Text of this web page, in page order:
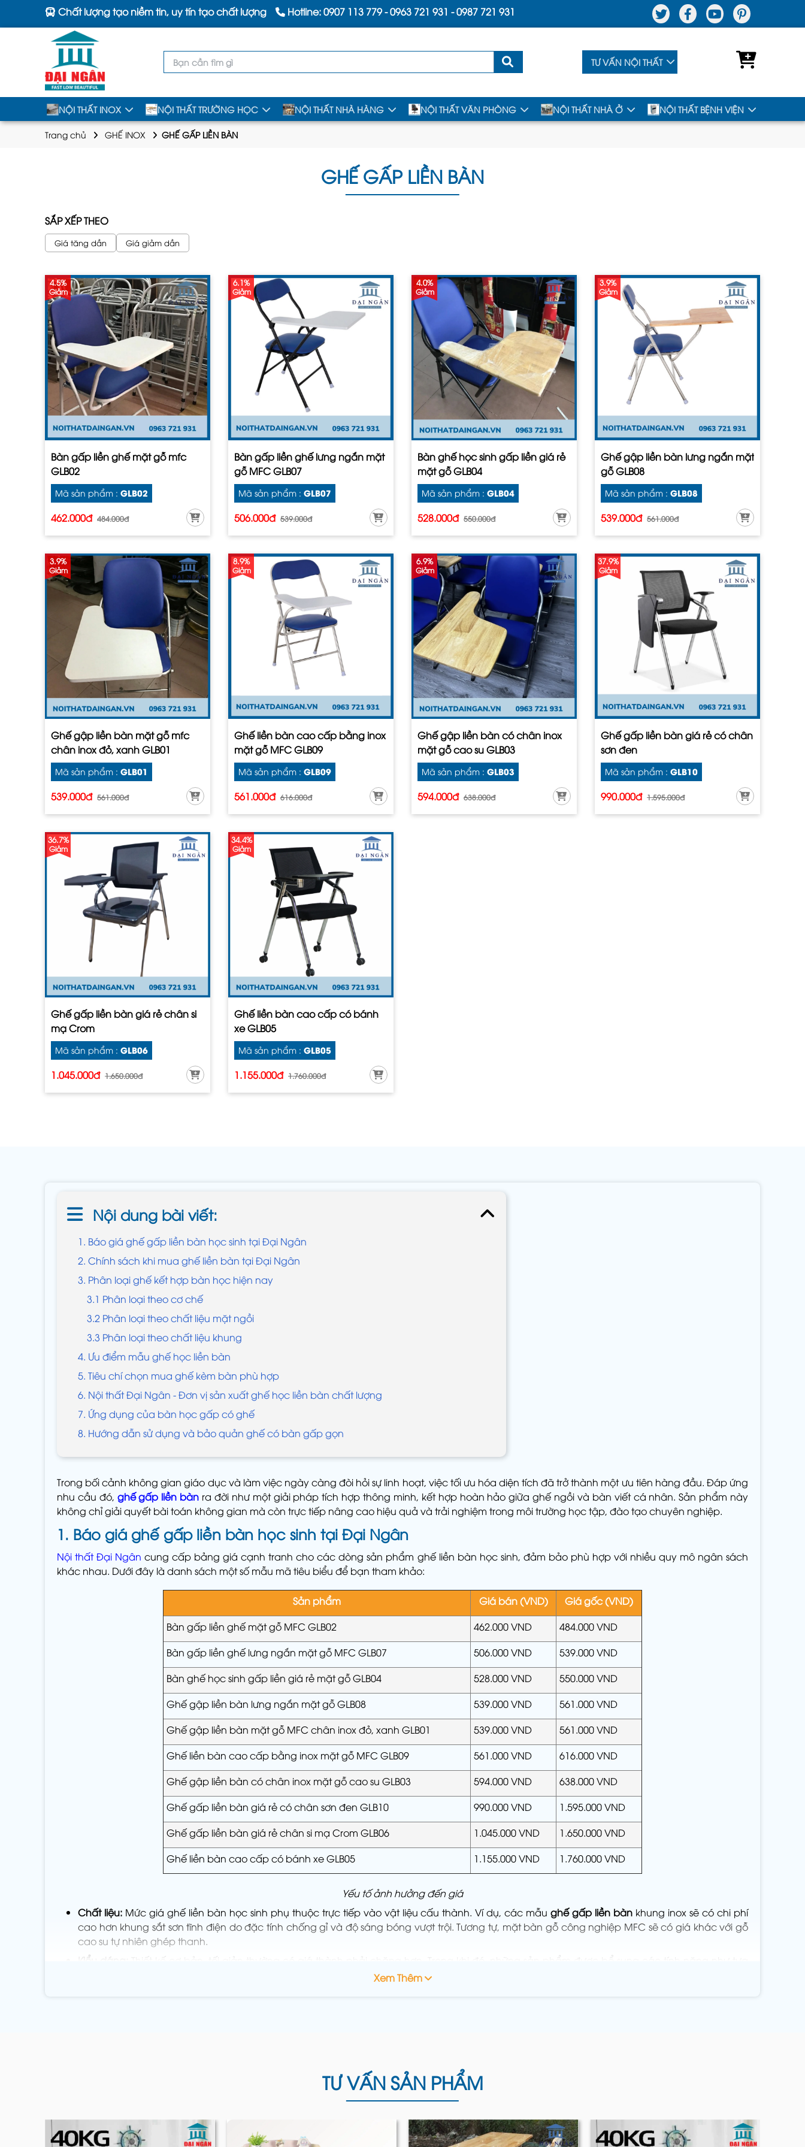
Chất lượng tạo niềm tin, uy tín tạo chất lượng Hotline:0907 113 779-0963 721 931 -0987 721 931
TƯ VẤN NỘI THẤT
NỘI THẤT INOX NỘI THẤT TRƯỜNG HỌC NỘI THẤT NHÀ HÀNG NỘI THẤT VĂN PHÒNG NỘI THẤT NHÀ Ở NỘI THẤT BỆNH VIỆN
Trang chủ GHẾ INOX GHẾ GẤP LIỀN BÀN
GHẾ GẤP LIỀN BÀN
SẮP XẾP THEO
Giá tăng dần Giá giảm dần
4.5%
Giảm
Bàn gấp liền ghế mặt gỗ mfc
GLB02
Mã sản phẩm : GLB02
462.000đ 484.000đ
6.1%
Giảm
Bàn gấp liền ghế lưng ngắn mặt
gỗ MFC GLB07
Mã sản phẩm : GLB07
506.000đ 539.000đ
4.0%
Giảm
Bàn ghế học sinh gấp liền giá rẻ
mặt gỗ GLB04
Mã sản phẩm : GLB04
528.000đ 550.000đ
3.9%
Giảm
Ghế gập liền bàn lưng ngắn mặt
gỗ GLB08
Mã sản phẩm : GLB08
539.000đ 561.000đ
3.9%
Giảm
Ghế gập liền bàn mặt gỗ mfc
chân inox đỏ, xanh GLB01
Mã sản phẩm : GLB01
539.000đ 561.000đ
8.9%
Giảm
Ghế liền bàn cao cấp bằng inox
mặt gỗ MFC GLB09
Mã sản phẩm : GLB09
561.000đ 616.000đ
6.9%
Giảm
Ghế gập liền bàn có chân inox
mặt gỗ cao su GLB03
Mã sản phẩm : GLB03
594.000đ 638.000đ
37.9%
Giảm
Ghế gấp liền bàn giá rẻ có chân
sơn đen
Mã sản phẩm : GLB10
990.000đ 1.595.000đ
36.7%
Giảm
Ghế gấp liền bàn giá rẻ chân si
mạ Crom
Mã sản phẩm : GLB06
1.045.000đ 1.650.000đ
34.4%
Giảm
Ghế liền bàn cao cấp có bánh
xe GLB05
Mã sản phẩm : GLB05
1.155.000đ 1.760.000đ
Nội dung bài viết:
1. Báo giá ghế gấp liền bàn học sinh tại Đại Ngân
2. Chính sách khi mua ghế liền bàn tại Đại Ngân
3. Phân loại ghế kết hợp bàn học hiện nay
3.1 Phân loại theo cơ chế
3.2 Phân loại theo chất liệu mặt ngồi
3.3 Phân loại theo chất liệu khung
4. Ưu điểm mẫu ghế học liền bàn
5. Tiêu chí chọn mua ghế kèm bàn phù hợp
6. Nội thất Đại Ngân - Đơn vị sản xuất ghế học liền bàn chất lượng
7. Ứng dụng của bàn học gấp có ghế
8. Hướng dẫn sử dụng và bảo quản ghế có bàn gấp gọn
Trong bối cảnh không gian giáo dục và làm việc ngày càng đòi hỏi sự linh hoạt, việc tối ưu hóa diện tích đã trở thành một ưu tiên hàng đầu. Đáp ứng
nhu cầu đó, ghế gấp liền bàn ra đời như một giải pháp tích hợp thông minh, kết hợp hoàn hảo giữa ghế ngồi và bàn viết cá nhân. Sản phẩm này
không chỉ giải quyết bài toán không gian mà còn trực tiếp nâng cao hiệu quả và trải nghiệm trong môi trường học tập, đào tạo chuyên nghiệp.
1. Báo giá ghế gấp liền bàn học sinh tại Đại Ngân
Nội thất Đại Ngân cung cấp bảng giá cạnh tranh cho các dòng sản phẩm ghế liền bàn học sinh, đảm bảo phù hợp với nhiều quy mô ngân sách
khác nhau. Dưới đây là danh sách một số mẫu mã tiêu biểu để bạn tham khảo:
Sản phẩm Giá bán (VND)
Giá gốc (VND)
Bàn gấp liền ghế mặt gỗ MFC GLB02
462.000 VND
484.000 VND
Bàn gấp liền ghế lưng ngắn mặt gỗ MFC GLB07
506.000 VND
539.000 VND
Bàn ghế học sinh gấp liền giá rẻ mặt gỗ GLB04
528.000 VND
550.000 VND
Ghế gập liền bàn lưng ngắn mặt gỗ GLB08
539.000 VND
561.000 VND
Ghế gập liền bàn mặt gỗ MFC chân inox đỏ, xanh GLB01
539.000 VND
561.000 VND
Ghế liền bàn cao cấp bằng inox mặt gỗ MFC GLB09
561.000 VND
616.000 VND
Ghế gập liền bàn có chân inox mặt gỗ cao su GLB03
594.000 VND
638.000 VND
Ghế gấp liền bàn giá rẻ có chân sơn đen GLB10
990.000 VND
1.595.000 VND
Ghế gấp liền bàn giá rẻ chân si mạ Crom GLB06
1.045.000 VND
1.650.000 VND
Ghế liền bàn cao cấp có bánh xe GLB05
1.155.000 VND 1.760.000 VND
Yếu tố ảnh hưởng đến giá
Chất liệu:Mức giá ghế liền bàn học sinh phụ thuộc trực tiếp vào vật liệu cấu thành. Ví dụ, các mẫughế gấp liền bàn khung inox sẽ có chi phí
cao hơn khung sắt sơn tĩnh điện do đặc tính chống gỉ và độ sáng bóng vượt trội. Tương tự, mặt bàn gỗ công nghiệp MFC sẽ có giá khác với gỗ
cao su tự nhiên ghép thanh.
Kiểu dáng:
Thiết kế cơ bản, tối giản thường có giá thành phải chăng hơn. Trong khi đó, những sản phẩm được bổ sung các tính năng như tựa
lưng công thái học, bánh xe di chuyển linh hoạt, hoặc cơ chế gấp gọn phức tạp hơn sẽ có mức giá cao hơn tương ứng.
Tiện Lợi Nhất Hiện Nay
2. Chính sách khi mua ghế liền bàn tại Đại Ngân
Xem Thêm
TƯ VẤN SẢN PHẨM